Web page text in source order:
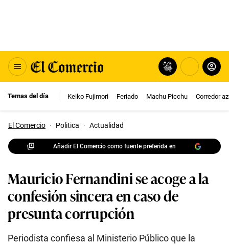
Temas del día Keiko Fujimori Feriado Machu Picchu Corredor
El Comercio · Politica · Actualidad
Añadir El Comercio como fuente preferida en
Mauricio Fernandini se acoge a la
confesión sincera en caso de
presunta corrupción
Periodista confiesa al Ministerio Público que la